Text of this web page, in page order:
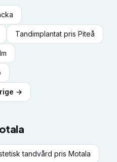
Tandimplantat pris Piteå
→
tandvård pris Motala